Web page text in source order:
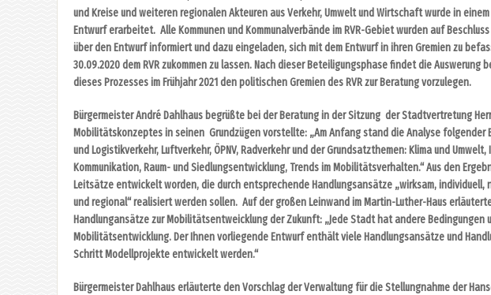
und Kreise und weiteren regionalen Akteuren aus Verkehr, Umwelt und Wirtschaft wurde in
Entwurf erarbeitet. Alle Kommunen und Kommunalverbände im RVR-Gebiet wurden auf Beschluss
über den Entwurf informiert und dazu eingeladen, sich mit dem Entwurf in ihren Gremien zu
30.09.2020 dem RVR zukommen zu lassen. Nach dieser Beteiligungsphase findet die Auswerung
dieses Prozesses im Frühjahr 2021 den politischen Gremien des RVR zur Beratung vorzulegen.
Bürgermeister André Dahlhaus begrüßte bei der Beratung in der Sitzung der Stadtvertretung
Mobilitätskonzeptes in seinen Grundzügen vorstellte: „Am Anfang stand die Analyse
und Logistikverkehr, Luftverkehr, ÖPNV, Radverkehr und der Grundsatzthemen: Klima und
Kommunikation, Raum- und Siedlungsentwicklung, Trends im Mobilitätsverhalten.“ Aus den
Leitsätze entwickelt worden, die durch entsprechende Handlungsansätze „wirksam,
und regional“ realisiert werden sollen. Auf der großen Leinwand im Martin-Luther-Haus
Handlungansätze zur Mobilitätsentweicklung der Zukunft: „Jede Stadt hat andere Bedingungen
Mobilitätsentwicklung. Der Ihnen vorliegende Entwurf enthält viele Handlungsansätze und
Schritt Modellprojekte entwickelt werden.“
Bürgermeister Dahlhaus erläuterte den Vorschlag der Verwaltung für die Stellungnahme der